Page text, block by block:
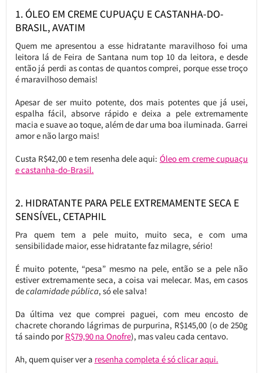
1. ÓLEO EM CREME CUPUAÇU E CASTANHA-DO-
BRASIL, AVATIM
Quem me apresentou a esse hidratante maravilhoso foi uma
leitora lá de Feira de Santana num top 10 da leitora, e desde
então já perdi as contas de quantos comprei, porque esse troço
é maravilhoso demais!
Apesar de ser muito potente, dos mais potentes que já usei,
espalha fácil, absorve rápido e deixa a pele extremamente
macia e suave ao toque, além de dar uma boa iluminada. Garrei
amor e não largo mais!
Custa R$42,00 e tem resenha dele aqui: Óleo em creme cupuaçu
e castanha-do-Brasil.
2. HIDRATANTE PARA PELE EXTREMAMENTE SECA E
SENSÍVEL, CETAPHIL
Pra quem tem a pele muito, muito seca, e com uma
sensibilidade maior, esse hidratante faz milagre, sério!
É muito potente, “pesa” mesmo na pele, então se a pele não
estiver extremamente seca, a coisa vai melecar. Mas, em casos
decalamidade pública, só ele salva!
Da última vez que comprei paguei, com meu encosto de
chacrete chorando lágrimas de purpurina, R$145,00 (o de 250g
tá saindo por R$79,90 na Onofre), mas valeu cada centavo.
Ah, quem quiser ver a resenha completa é só clicar aqui.